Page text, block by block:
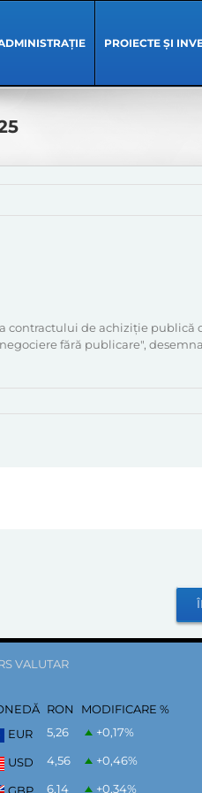
PROIECTE ȘI
de achiziție publică
fără publicare",
VALUTAR
RON
MODIFICARE %
EUR
5,26 +0,17%
USD 4,56 +0,46%
6,14 +0,34%